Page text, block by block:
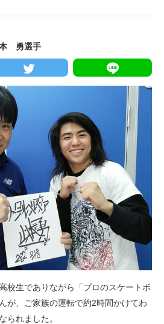
本 勇選手
校生でありながら「プロのスケートボ
が、ご家族の運転で約2時間かけてわ
られました。